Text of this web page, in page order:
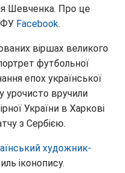
Шевченка. Про це
Facebook.
віршах великого
футбольної
епох української
урочисто вручили
України в Харкові
з Сербією.
художник-
іконопису.